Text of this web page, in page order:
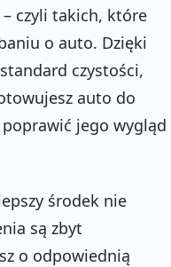
czyli takich, które
o auto. Dzięki
czystości,
auto do
jego wygląd
środek nie
są zbyt
o odpowiednią